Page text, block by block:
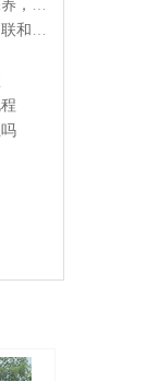
说....
。。